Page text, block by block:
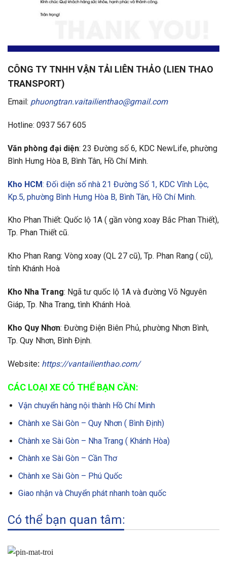
CÔNG TY TNHH VẬN TẢI LIÊN THẢO (LIEN THAO
TRANSPORT)
Email: phuongtran.vaitailienthao@gmail.com
Hotline: 0937 567 605
Văn phòng đại diện: 23 Đường số 6, KDC NewLife, phường
Bình Hưng Hòa B, Bình Tân, Hồ Chí Minh.
Kho HCM: Đối diện số nhà 21 Đường Số 1, KDC Vĩnh Lộc,
Kp.5, phường Bình Hưng Hòa B, Bình Tân, Hồ Chí Minh.
Kho Phan Thiết: Quốc lộ 1A ( gần vòng xoay Bắc Phan Thiết),
Tp. Phan Thiết cũ.
Kho Phan Rang: Vòng xoay (QL 27 cũ), Tp. Phan Rang ( cũ),
tỉnh Khánh Hoà
Kho Nha Trang: Ngã tư quốc lộ 1A và đường Võ Nguyên
Giáp, Tp. Nha Trang, tình Khánh Hoà.
Kho Quy Nhơn: Đường Điện Biên Phủ, phường Nhơn Bình,
Tp. Quy Nhơn, Bình Định.
Website: https://vantailienthao.com/
CÁC LOẠI XE CÓ THỂ BẠN CẦN:
Vận chuyển hàng nội thành Hồ Chí Minh
Chành xe Sài Gòn – Quy Nhơn ( Bình Định)
Chành xe Sài Gòn – Nha Trang ( Khánh Hòa)
Chành xe Sài Gòn – Cần Thơ
Chành xe Sài Gòn – Phú Quốc
Giao nhận và Chuyển phát nhanh toàn quốc
Có thể bạn quan tâm: